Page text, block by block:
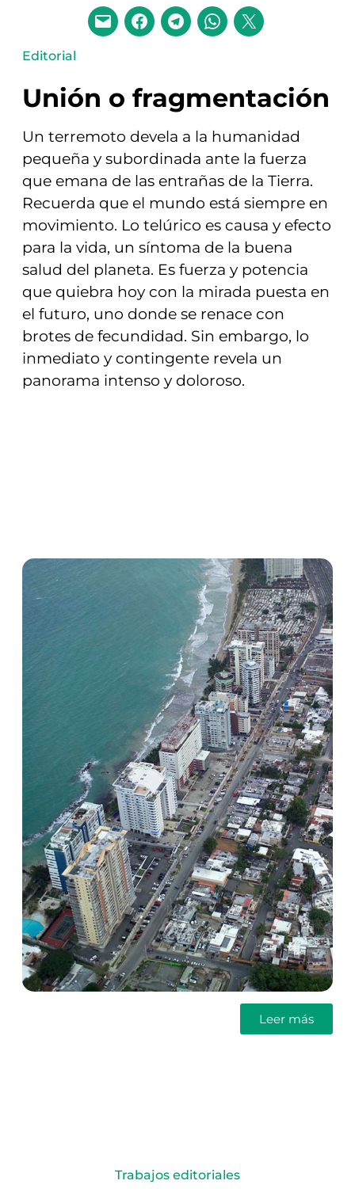
Editorial
Unión o fragmentación
Un terremoto devela a la humanidad
pequeña y subordinada ante la fuerza
que emana de las entrañas de la Tierra.
Recuerda que el mundo está siempre en
movimiento. Lo telúrico es causa y efecto
para la vida, un síntoma de la buena
salud del planeta. Es fuerza y potencia
que quiebra hoy con la mirada puesta en
el futuro, uno donde se renace con
brotes de fecundidad. Sin embargo, lo
inmediato y contingente revela un
panorama intenso y doloroso.
Leer más
Trabajos editoriales